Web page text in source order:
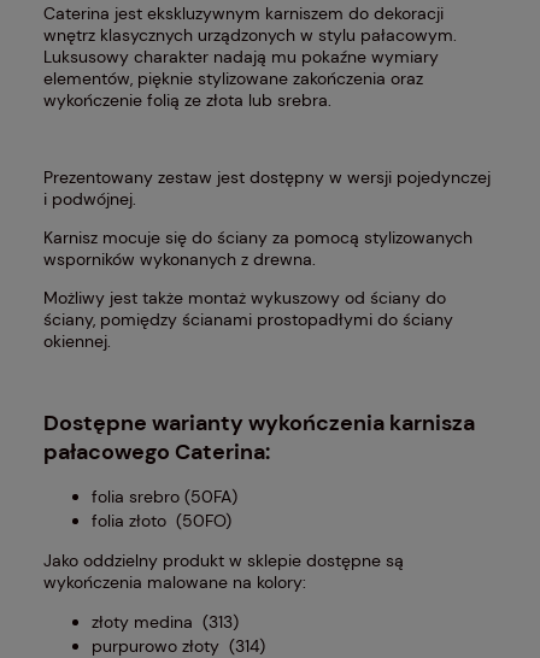
Caterina jest ekskluzywnym karniszem do dekoracji
wnętrz klasycznych urządzonych w stylu pałacowym.
Luksusowy charakter nadają mu pokaźne wymiary
elementów, pięknie stylizowane zakończenia oraz
wykończenie folią ze złota lub srebra.
Prezentowany zestaw jest dostępny w wersji pojedynczej
i podwójnej.
Karnisz mocuje się do ściany za pomocą stylizowanych
wsporników wykonanych z drewna.
Możliwy jest także montaż wykuszowy od ściany do
ściany, pomiędzy ścianami prostopadłymi do ściany
okiennej.
Dostępne warianty wykończenia karnisza
pałacowego Caterina:
folia srebro (50FA)
folia złoto (50FO)
Jako oddzielny produkt w sklepie dostępne są
wykończenia malowane na kolory:
złoty medina (313)
purpurowo złoty (314)